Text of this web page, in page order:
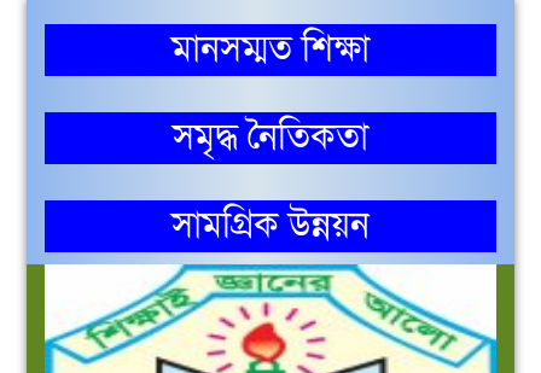
মানসম্মত শিক্ষা
সমৃদ্ধ নৈতিকতা
সামগ্রিক উন্নয়ন